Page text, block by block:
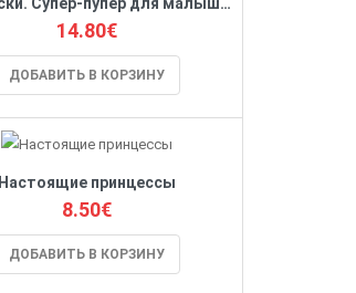
14.80€
ДОБАВИТЬ В КОРЗИНУ
Настоящие принцессы
8.50€
ДОБАВИТЬ В КОРЗИНУ